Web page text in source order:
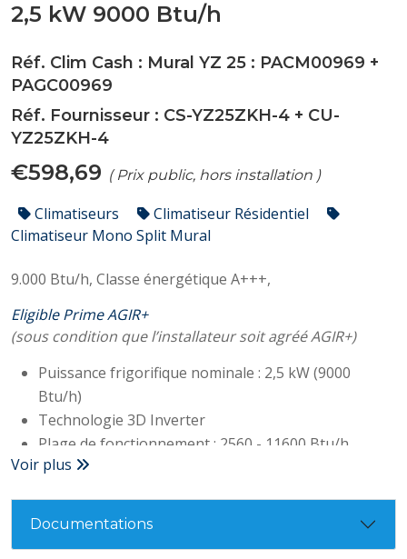
2,5 kW 9000 Btu/h
Réf. Clim Cash : Mural YZ 25 : PACM00969 +
PAGC00969
Réf. Fournisseur : CS-YZ25ZKH-4 + CU-
YZ25ZKH-4
€598,69 ( Prix public, hors installation )
Climatiseurs
Climatiseur Résidentiel
Climatiseur Mono Split Mural
9.000 Btu/h, Classe énergétique A+++,
Eligible Prime AGIR+
(sous condition que l’installateur soit agréé AGIR+)
Puissance frigorifique nominale : 2,5 kW (9000
Btu/h)
Technologie 3D Inverter
Plage de fonctionnement : 2560 - 11600 Btu/h
Classe A+++
Consommation électrique : 720 W
Voir plus
Documentations